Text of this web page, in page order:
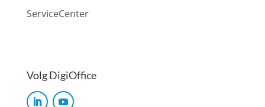
ServiceCenter
Volg DigiOffice